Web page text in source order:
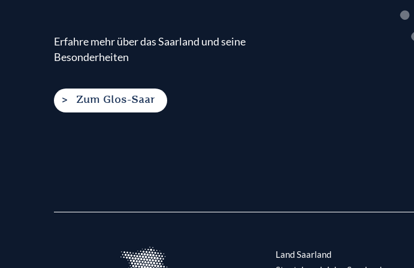
Erfahre mehr über das Saarland und seine
Besonderheiten
Zum Glos-Saar
Land Saarland